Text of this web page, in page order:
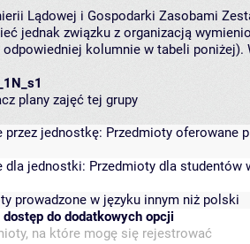
Lądowej i Gospodarki Zasobami
jednak związku z organizacją
kolumnie w tabeli
plany zajęć tej grupy
przez jednostkę: Przedmioty oferowane
dla jednostki: Przedmioty dla studentów
prowadzone w języku innym niż polski
do dodatkowych opcji
na które mogę się rejestrować